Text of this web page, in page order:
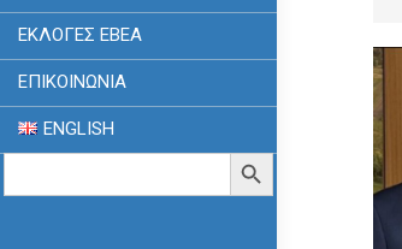
ΕΚΛΟΓΈΣ ΕΒΕΑ
ΕΠΙΚΟΙΝΩΝΙΑ
ENGLISH
Search
Search Button